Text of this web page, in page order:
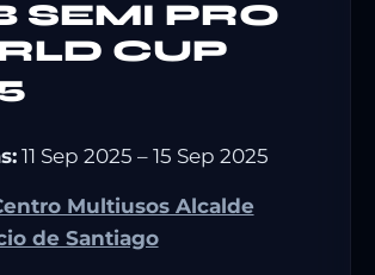
SEMI PRO
CUP
11 Sep 2025 – 15 Sep 2025
Multiusos Alcalde
de Santiago